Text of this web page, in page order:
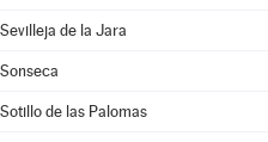
Sevilleja de la Jara
Sonseca
Sotillo de las Palomas